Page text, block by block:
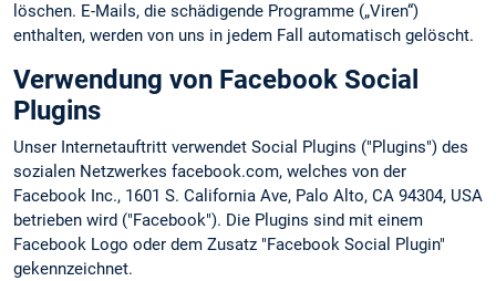
löschen. E-Mails, die schädigende Programme („Viren“)
enthalten, werden von uns in jedem Fall automatisch gelöscht.
Verwendung von Facebook Social
Plugins
Unser Internetauftritt verwendet Social Plugins ("Plugins") des
sozialen Netzwerkes facebook.com, welches von der
Facebook Inc., 1601 S. California Ave, Palo Alto, CA 94304, USA
betrieben wird ("Facebook"). Die Plugins sind mit einem
Facebook Logo oder dem Zusatz "Facebook Social Plugin"
gekennzeichnet.